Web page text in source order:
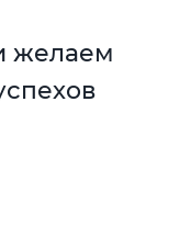
желаем